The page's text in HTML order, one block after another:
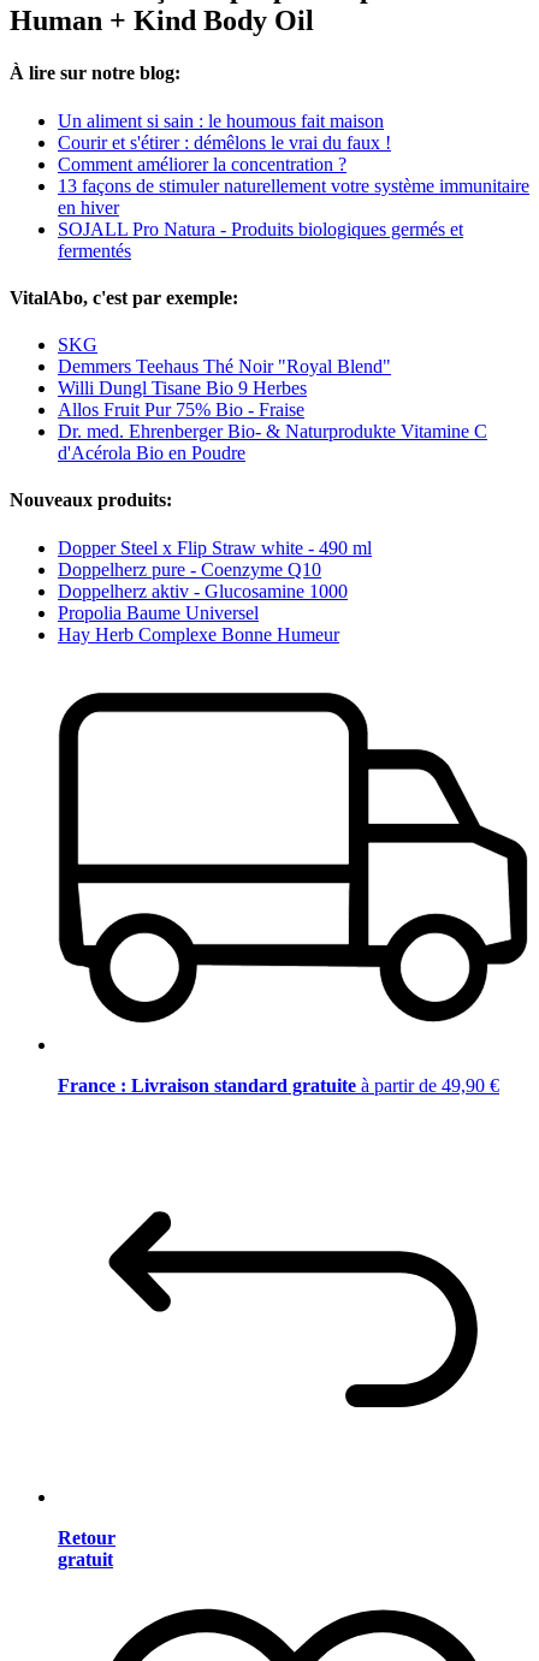
Human + Kind Body Oil
À lire sur notre blog:
Un aliment si sain : le houmous fait maison
Courir et s'étirer : démêlons le vrai du faux !
Comment améliorer la concentration ?
13 façons de stimuler naturellement votre système immunitaire
en hiver
SOJALL Pro Natura - Produits biologiques germés et
fermentés
VitalAbo, c'est par exemple:
SKG
Demmers Teehaus Thé Noir "Royal Blend"
Willi Dungl Tisane Bio 9 Herbes
Allos Fruit Pur 75% Bio - Fraise
Dr. med. Ehrenberger Bio- & Naturprodukte Vitamine C
d'Acérola Bio en Poudre
Nouveaux produits:
Dopper Steel x Flip Straw white - 490 ml
Doppelherz pure - Coenzyme Q10
Doppelherz aktiv - Glucosamine 1000
Propolia Baume Universel
Hay Herb Complexe Bonne Humeur
France : Livraison standard gratuite à partir de 49,90 €
Retour
gratuit